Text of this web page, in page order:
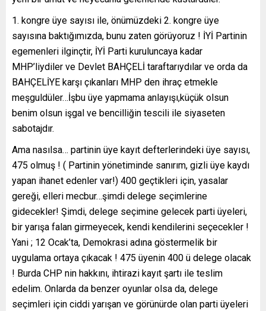
kongre üye sayısı ile, önümüzdeki 2. kongre üye
sayısına baktığımızda, bunu zaten görüyoruz ! İYİ Partinin
egemenleri ilginçtir, İYİ Parti kuruluncaya kadar
MHP’liydiler ve Devlet BAHÇELİ taraftarıydılar ve orda da
BAHÇELİYE karşı çıkanları MHP den ihraç etmekle
meşguldüler…İşbu üye yapmama anlayışı,küçük olsun
benim olsun işgal ve bencilliğin tescili ile siyaseten
sabotajdır.
Ama nasılsa… partinin üye kayıt defterlerindeki üye sayısı,
475 olmuş ! ( Partinin yönetiminde sanırım, gizli üye kaydı
yapan ihanet edenler var!) 400 geçtikleri için, yasalar
gereği, elleri mecbur…şimdi delege seçimlerine
gidecekler! Şimdi, delege seçimine gelecek parti üyeleri,
bir yarışa falan girmeyecek, kendi kendilerini seçecekler !
Yani ; 12 Ocak’ta, Demokrasi adına göstermelik bir
uygulama ortaya çıkacak ! 475 üyenin 400 ü delege olacak
! Burda CHP nin hakkını, ihtirazi kayıt şartı ile teslim
edelim. Onlarda da benzer oyunlar olsa da, delege
seçimleri için ciddi yarışan ve görünürde olan parti üyeleri